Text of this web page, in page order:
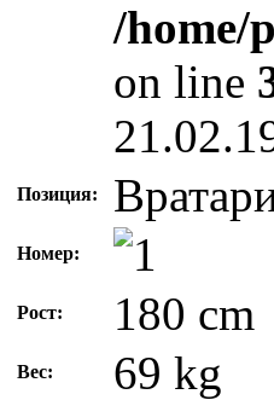
/home/
on line
Позиция:
Номер:
Рост: 180 cm
Вес: 69 kg